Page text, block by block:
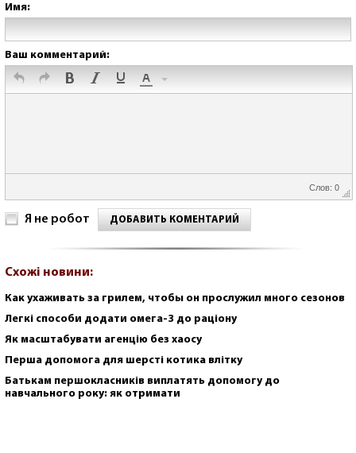
Имя:
Ваш комментарий:
Слов: 0
Я не робот ДОБАВИТЬ КОМЕНТАРИЙ
Схожі новини:
Как ухаживать за грилем, чтобы он прослужил много сезонов
Легкі способи додати омега-3 до раціону
Як масштабувати агенцію без хаосу
Перша допомога для шерсті котика влітку
Батькам першокласників виплатять допомогу до
навчального року: як отримати